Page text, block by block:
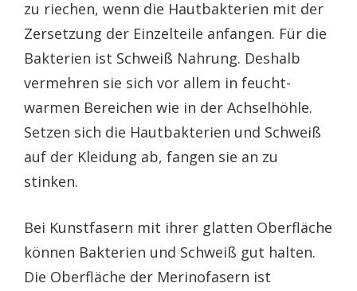
zu riechen, wenn die Hautbakterien mit der
Zersetzung der Einzelteile anfangen. Für die
Bakterien ist Schweiß Nahrung. Deshalb
vermehren sie sich vor allem in feucht-
warmen Bereichen wie in der Achselhöhle.
Setzen sich die Hautbakterien und Schweiß
auf der Kleidung ab, fangen sie an zu
stinken.
Bei Kunstfasern mit ihrer glatten Oberfläche
können Bakterien und Schweiß gut halten.
Die Oberfläche der Merinofasern ist